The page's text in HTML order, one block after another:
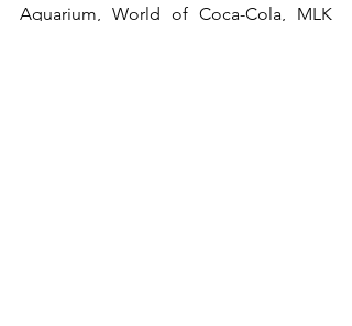
Aquarium, World of Coca-Cola, MLK